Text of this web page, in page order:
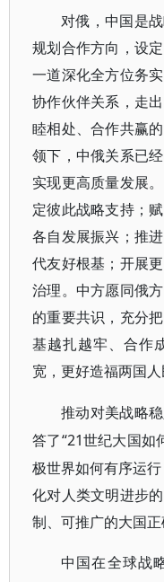
对俄，中国是
规划合作方向，设
一道深化全方位务
协作伙伴关系，走
睦相处、合作共赢
领下，中俄关系已
实现更高质量发展
定彼此战略支持；
各自发展振兴；推
代友好根基；开展
治理。中方愿同俄
的重要共识，充分
基越扎越牢、合作
宽，更好造福两国人
推动对美战略
答了“21世纪大国如
极世界如何有序运
化对人类文明进步
制、可推广的大国正
中国在全球战